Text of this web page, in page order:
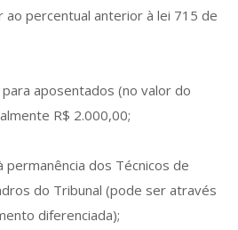
ao percentual anterior à lei 715 de
aposentados (no valor do
R$ 2.000,00;
permanência dos Técnicos de
do Tribunal (pode ser através
diferenciada);